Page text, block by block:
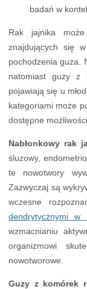
badań w
Rak jajnika
znajdujących się
pochodzenia guza.
natomiast guzy z
pojawiają się u
kategoriami może
dostępne
Nabłonkowy rak
śluzowy,
te nowotwory
Zazwyczaj są
wczesne
dendrytycznymi w
wzmacnianiu
organizmowi
nowotworowe.
Guzy z komórek